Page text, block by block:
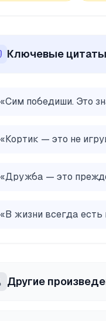
Ключевые цитаты
«Сим победиши. Это
«Кортик — это не
«Дружба — это
«В жизни всегда есть
Другие